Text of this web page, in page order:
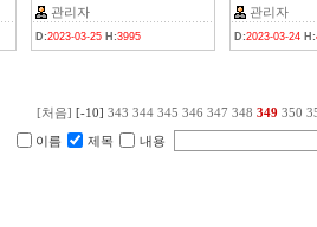
관리자
D:2023-03-25 H:3995
관리자
D:2023-03-24 H:
[처음] [-10] 343 344 345 346 347 348 349 350
이름
제목 내용